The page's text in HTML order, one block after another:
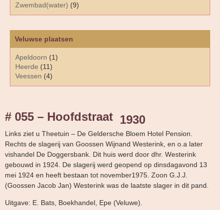
Zwembad(water) (9)
Veluwse plaatsen
Apeldoorn (1)
Heerde (11)
Veessen (4)
# 055 – Hoofdstraat 1930
Links ziet u Theetuin – De Geldersche Bloem Hotel Pension.
Rechts de slagerij van Goossen Wijnand Westerink, en o.a later
vishandel De Doggersbank. Dit huis werd door dhr. Westerink
gebouwd in 1924. De slagerij werd geopend op dinsdagavond 13
mei 1924 en heeft bestaan tot november1975. Zoon G.J.J.
(Goossen Jacob Jan) Westerink was de laatste slager in dit pand.
Uitgave: E. Bats, Boekhandel, Epe (Veluwe).